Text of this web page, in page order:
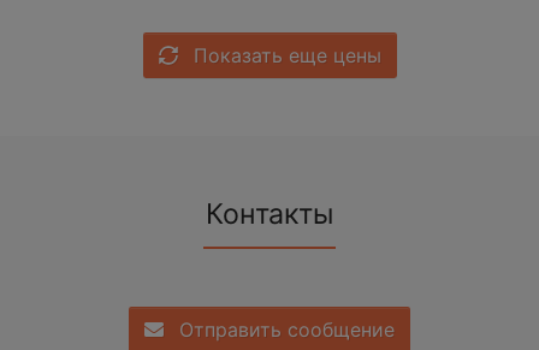
Показать еще цены
Контакты
Отправить сообщение